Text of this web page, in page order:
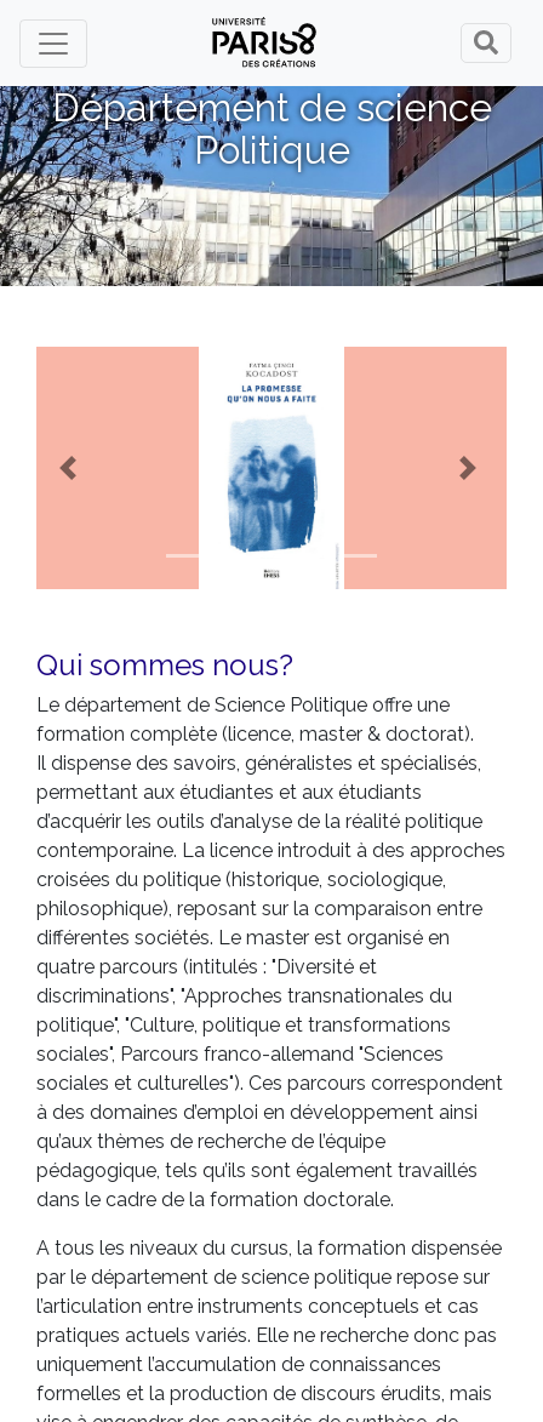
Panneau de gestion des cookies
Département de science
Politique
Previous Next
Qui sommes nous?
Le département de Science Politique offre une
formation complète (licence, master & doctorat).
Il dispense des savoirs, généralistes et spécialisés,
permettant aux étudiantes et aux étudiants
d’acquérir les outils d’analyse de la réalité politique
contemporaine. La licence introduit à des approches
croisées du politique (historique, sociologique,
philosophique), reposant sur la comparaison entre
différentes sociétés. Le master est organisé en
quatre parcours (intitulés : "Diversité et
discriminations", "Approches transnationales du
politique", "Culture, politique et transformations
sociales", Parcours franco-allemand "Sciences
sociales et culturelles"). Ces parcours correspondent
à des domaines d’emploi en développement ainsi
qu’aux thèmes de recherche de l’équipe
pédagogique, tels qu’ils sont également travaillés
dans le cadre de la formation doctorale.
A tous les niveaux du cursus, la formation dispensée
par le département de science politique repose sur
l’articulation entre instruments conceptuels et cas
pratiques actuels variés. Elle ne recherche donc pas
uniquement l’accumulation de connaissances
formelles et la production de discours érudits, mais